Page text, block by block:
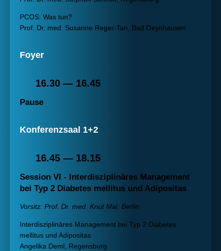
PCOS: Was tun?
Prof. Dr. med. Susanne Reger-Tan, Bad Oeynhausen
Foyer
16.30 — 16.45
Pause
Konferenzsaal 1+2
16.45 — 18.15
Session VI - Interdisziplinäres Management
bei Typ 2 Diabetes mellitus und Adipositas
Vorsitz: Prof. Dr. med. Knut Mai, Berlin
Interdisziplinäres Management bei Typ 2 Diabetes
mellitus und Adipositas
Angelika Deml, Regensburg